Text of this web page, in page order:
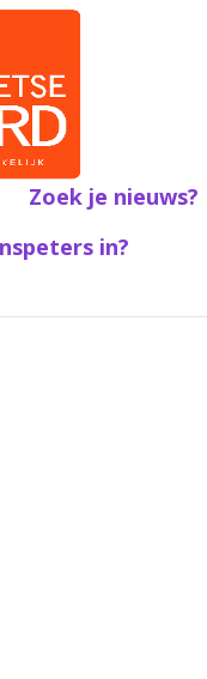
Zoek je nieuws?
in?